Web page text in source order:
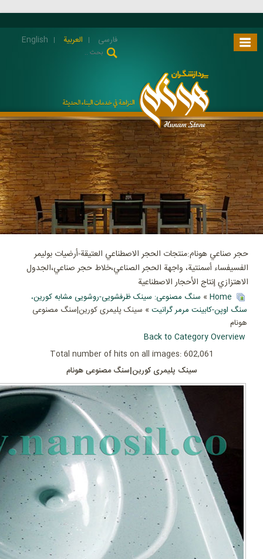
فارسی العربية English
حجر صناعي هونام:منتجات الحجر الاصطناعي العتيقة-أرضيات بوليمر
الفسيفساء أسمنتية، واجهة الحجر الصناعي،خلاط حجر صناعي،الجدول
الاهتزازي إنتاج الأحجار الاصطناعية
Home
» سنگ مصنوعی: سینک ظرفشویی-روشویی مشابه کورین،
سنگ اوپن-کابینت مرمر گرانیت» سینک پلیمری کورین|سنگ مصنوعی
هونام
Back to Category Overview
Total number of hits on all images: 602,061
سینک پلیمری کورین|سنگ مصنوعی هونام